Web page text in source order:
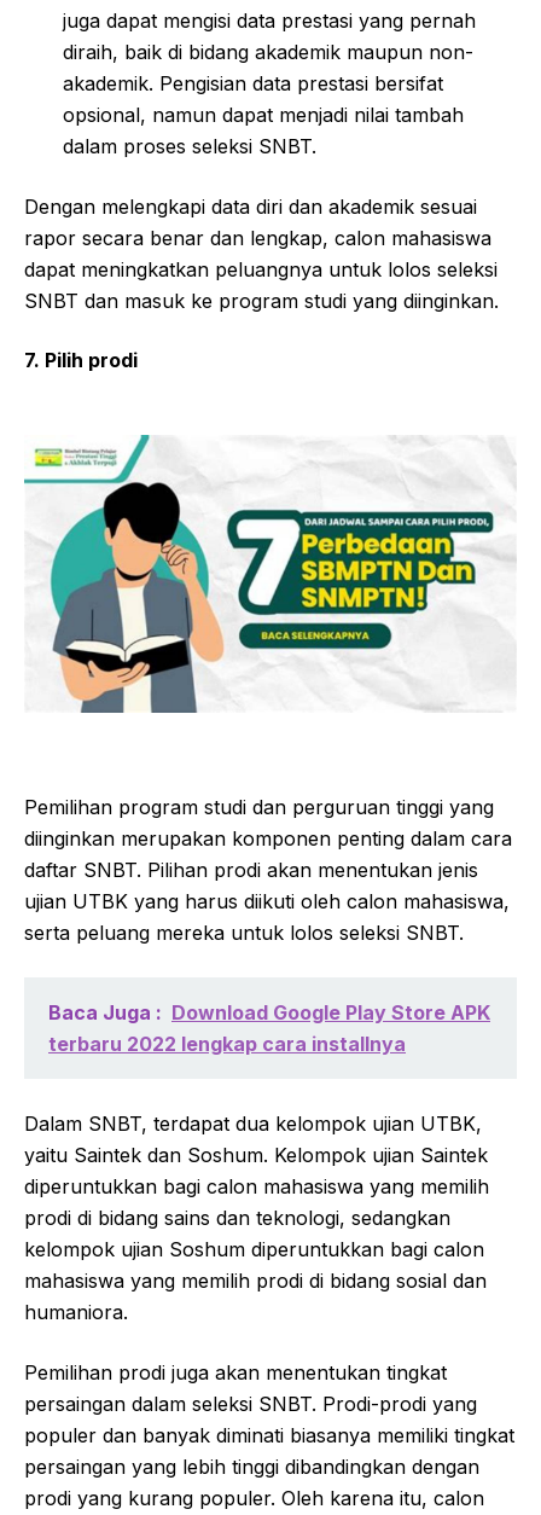
juga dapat mengisi data prestasi yang pernah
diraih, baik di bidang akademik maupun non-
akademik. Pengisian data prestasi bersifat
opsional, namun dapat menjadi nilai tambah
dalam proses seleksi SNBT.
Dengan melengkapi data diri dan akademik sesuai
rapor secara benar dan lengkap, calon mahasiswa
dapat meningkatkan peluangnya untuk lolos seleksi
SNBT dan masuk ke program studi yang diinginkan.
7. Pilih prodi
Pemilihan program studi dan perguruan tinggi yang
diinginkan merupakan komponen penting dalam cara
daftar SNBT. Pilihan prodi akan menentukan jenis
ujian UTBK yang harus diikuti oleh calon mahasiswa,
serta peluang mereka untuk lolos seleksi SNBT.
Baca Juga : Download Google Play Store APK
terbaru 2022 lengkap cara installnya
Dalam SNBT, terdapat dua kelompok ujian UTBK,
yaitu Saintek dan Soshum. Kelompok ujian Saintek
diperuntukkan bagi calon mahasiswa yang memilih
prodi di bidang sains dan teknologi, sedangkan
kelompok ujian Soshum diperuntukkan bagi calon
mahasiswa yang memilih prodi di bidang sosial dan
humaniora.
Pemilihan prodi juga akan menentukan tingkat
persaingan dalam seleksi SNBT. Prodi-prodi yang
populer dan banyak diminati biasanya memiliki tingkat
persaingan yang lebih tinggi dibandingkan dengan
prodi yang kurang populer. Oleh karena itu, calon